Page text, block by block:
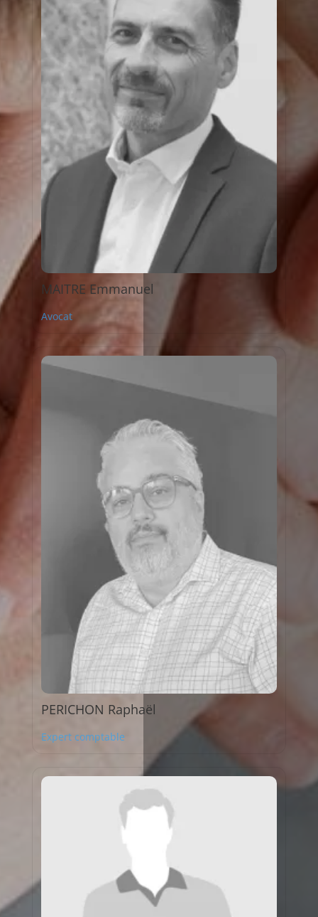
MAITRE Emmanuel
Avocat
PERICHON Raphaël
Expert comptable